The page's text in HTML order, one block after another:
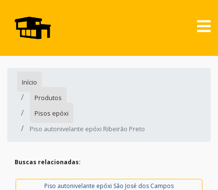
Início
Produtos
Pisos epóxi
Piso autonivelante epóxi Ribeirão Preto
Buscas relacionadas:
Piso autonivelante epóxi São José dos Campos